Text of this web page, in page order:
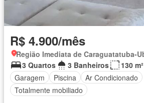
R$ 4.900/mês
3 Quartos
3 Banheiros
130 m²
Garagem
Piscina
Ar Condicionado
Totalmente mobiliado